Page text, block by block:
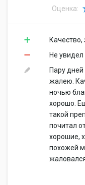
Оценка:
Не увидел
Пару дней
жалею.
ночью
хорошо.
такой
почитал
хорошие,
похожей